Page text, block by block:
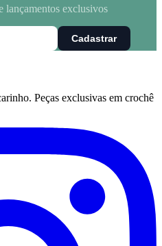
lançamentos exclusivos
Cadastrar
Peças exclusivas em crochê